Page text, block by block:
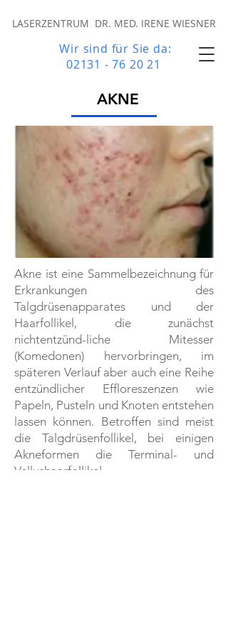
Wir sind für Sie da:
02131 - 76 20 21
LASERZENTRUM DR. MED. IRENE WIESNER
AKNE
Akne ist eine Sammelbezeichnung für
Erkrankungen des
Talgdrüsenapparates und der
Haarfollikel, die zunächst
nichtentzünd-liche Mitesser
(Komedonen) hervorbringen, im
späteren Verlauf aber auch eine Reihe
entzündlicher Effloreszenzen wie
Papeln, Pusteln und Knoten entstehen
lassen können. Betroffen sind meist
die Talgdrüsenfollikel, bei einigen
Akneformen die Terminal- und
Vellushaarfollikel.